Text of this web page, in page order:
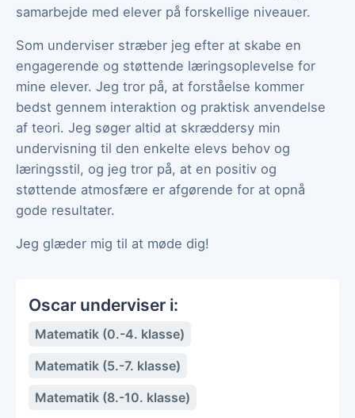
samarbejde med elever på forskellige niveauer.
Som underviser stræber jeg efter at skabe en
engagerende og støttende læringsoplevelse for
mine elever. Jeg tror på, at forståelse kommer
bedst gennem interaktion og praktisk anvendelse
af teori. Jeg søger altid at skræddersy min
undervisning til den enkelte elevs behov og
læringsstil, og jeg tror på, at en positiv og
støttende atmosfære er afgørende for at opnå
gode resultater.
Jeg glæder mig til at møde dig!
Oscar underviser i:
Matematik (0.-4. klasse)
Matematik (5.-7. klasse)
Matematik (8.-10. klasse)